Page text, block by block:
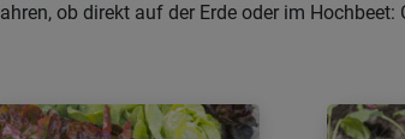
ob direkt auf der Erde oder im